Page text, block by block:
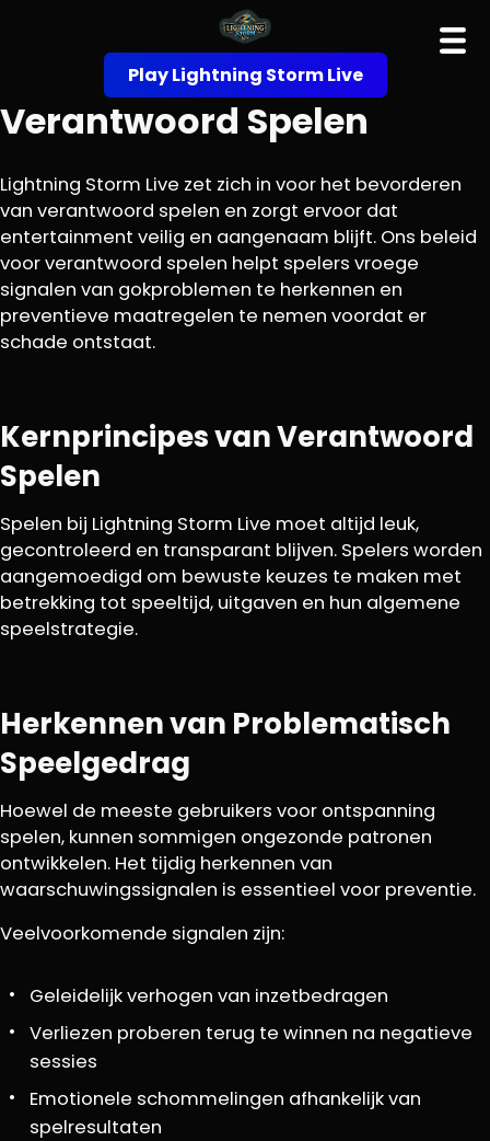
Play Lightning Storm Live
Verantwoord Spelen
Lightning Storm Live zet zich in voor het bevorderen
van verantwoord spelen en zorgt ervoor dat
entertainment veilig en aangenaam blijft. Ons beleid
voor verantwoord spelen helpt spelers vroege
signalen van gokproblemen te herkennen en
preventieve maatregelen te nemen voordat er
schade ontstaat.
Kernprincipes van Verantwoord
Spelen
Spelen bij Lightning Storm Live moet altijd leuk,
gecontroleerd en transparant blijven. Spelers worden
aangemoedigd om bewuste keuzes te maken met
betrekking tot speeltijd, uitgaven en hun algemene
speelstrategie.
Herkennen van Problematisch
Speelgedrag
Hoewel de meeste gebruikers voor ontspanning
spelen, kunnen sommigen ongezonde patronen
ontwikkelen. Het tijdig herkennen van
waarschuwingssignalen is essentieel voor preventie.
Veelvoorkomende signalen zijn:
Geleidelijk verhogen van inzetbedragen
Verliezen proberen terug te winnen na negatieve
sessies
Emotionele schommelingen afhankelijk van
spelresultaten